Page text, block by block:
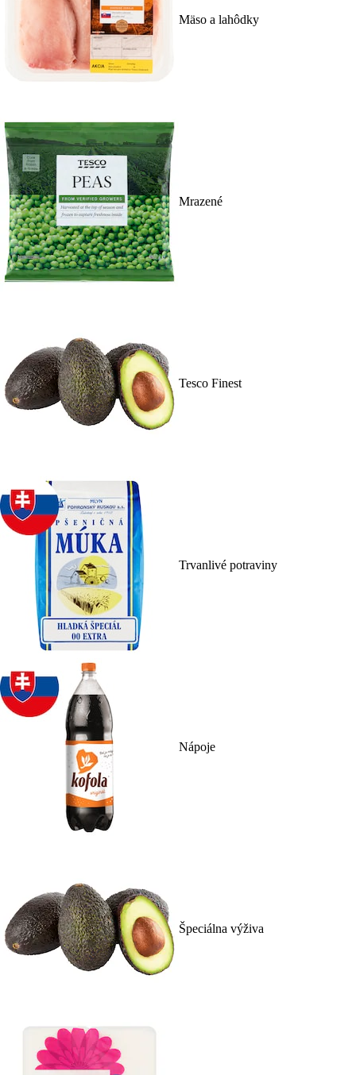
Mäso a lahôdky
Mrazené
Tesco Finest
Trvanlivé potraviny
Nápoje
Špeciálna výživa